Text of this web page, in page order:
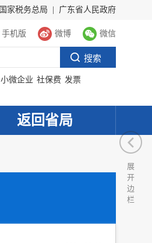
国家税务总局 广东省人民政府
手机版 微博 微信
小微企业 社保费 发票
返回省局
展
开
边
栏